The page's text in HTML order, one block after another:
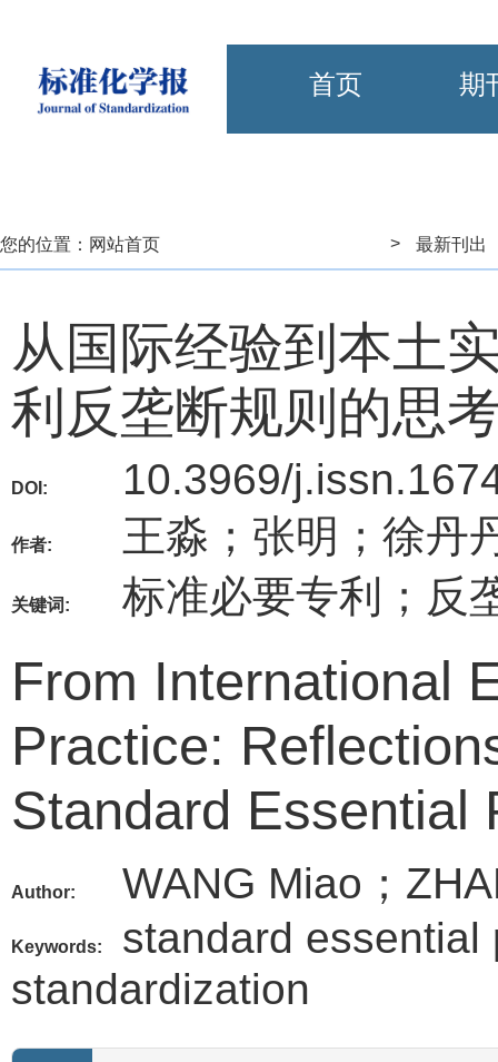
首页 期
您的位置： 网站首页 > 最新刊出
从国际经验到本土
利反垄断规则的思
DOI: 10.3969/
作者: 王淼；张明；徐丹
关键词: 标准必要专利；反
From International
Practice:
Standard Essential
Author: WANG Miao；
Keywords:
standard essential
standardization